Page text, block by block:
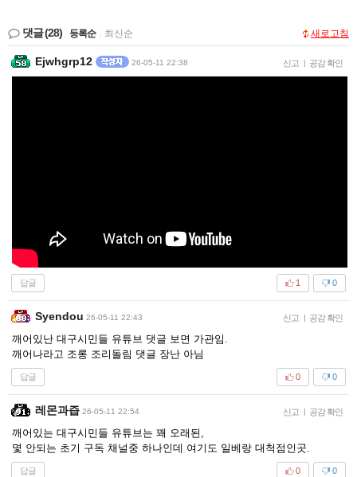
댓글(28) 등록순 최신순 새로고침
Ejwhgrp12 26-05-11 22:38 신고 | 공감 확인
답글 0
1
Syendou 26-05-11 22:43 신고 | 공감 확인
깨어있난 대구시민들 유튜브 댓글 보면 가관임.
깨어나라고 조롱 조리돌림 댓글 장난 아님
답글 0
0
레몬과즙 26-05-11 22:54 신고 | 공감 확인
깨어있는 대구시민들 유튜브는 꽤 오래된,
몇 안되는 초기 구독 채널중 하나인데 여기도 일베랑 대척점인곳.
답글 0
0